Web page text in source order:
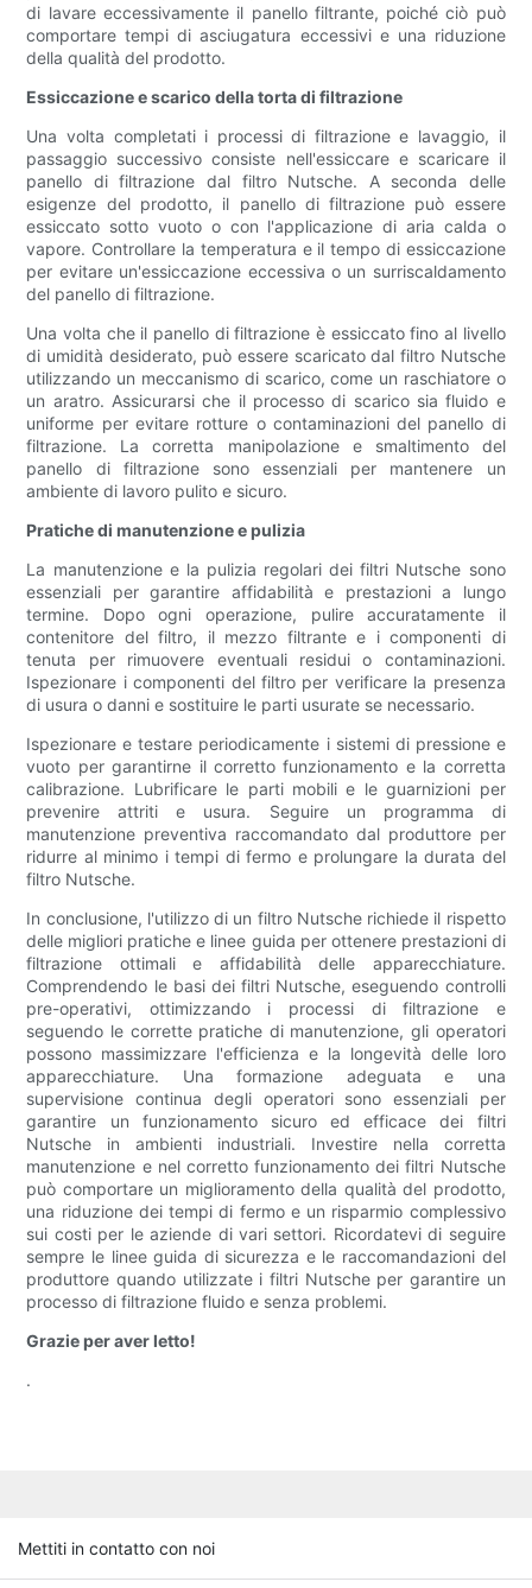
di lavare eccessivamente il panello filtrante, poiché ciò può
comportare tempi di asciugatura eccessivi e una riduzione
della qualità del prodotto.
Essiccazione e scarico della torta di filtrazione
Una volta completati i processi di filtrazione e lavaggio, il
passaggio successivo consiste nell'essiccare e scaricare il
panello di filtrazione dal filtro Nutsche. A seconda delle
esigenze del prodotto, il panello di filtrazione può essere
essiccato sotto vuoto o con l'applicazione di aria calda o
vapore. Controllare la temperatura e il tempo di essiccazione
per evitare un'essiccazione eccessiva o un surriscaldamento
del panello di filtrazione.
Una volta che il panello di filtrazione è essiccato fino al livello
di umidità desiderato, può essere scaricato dal filtro Nutsche
utilizzando un meccanismo di scarico, come un raschiatore o
un aratro. Assicurarsi che il processo di scarico sia fluido e
uniforme per evitare rotture o contaminazioni del panello di
filtrazione. La corretta manipolazione e smaltimento del
panello di filtrazione sono essenziali per mantenere un
ambiente di lavoro pulito e sicuro.
Pratiche di manutenzione e pulizia
La manutenzione e la pulizia regolari dei filtri Nutsche sono
essenziali per garantire affidabilità e prestazioni a lungo
termine. Dopo ogni operazione, pulire accuratamente il
contenitore del filtro, il mezzo filtrante e i componenti di
tenuta per rimuovere eventuali residui o contaminazioni.
Ispezionare i componenti del filtro per verificare la presenza
di usura o danni e sostituire le parti usurate se necessario.
Ispezionare e testare periodicamente i sistemi di pressione e
vuoto per garantirne il corretto funzionamento e la corretta
calibrazione. Lubrificare le parti mobili e le guarnizioni per
prevenire attriti e usura. Seguire un programma di
manutenzione preventiva raccomandato dal produttore per
ridurre al minimo i tempi di fermo e prolungare la durata del
filtro Nutsche.
In conclusione, l'utilizzo di un filtro Nutsche richiede il rispetto
delle migliori pratiche e linee guida per ottenere prestazioni di
filtrazione ottimali e affidabilità delle apparecchiature.
Comprendendo le basi dei filtri Nutsche, eseguendo controlli
pre-operativi, ottimizzando i processi di filtrazione e
seguendo le corrette pratiche di manutenzione, gli operatori
possono massimizzare l'efficienza e la longevità delle loro
apparecchiature. Una formazione adeguata e una
supervisione continua degli operatori sono essenziali per
garantire un funzionamento sicuro ed efficace dei filtri
Nutsche in ambienti industriali. Investire nella corretta
manutenzione e nel corretto funzionamento dei filtri Nutsche
può comportare un miglioramento della qualità del prodotto,
una riduzione dei tempi di fermo e un risparmio complessivo
sui costi per le aziende di vari settori. Ricordatevi di seguire
sempre le linee guida di sicurezza e le raccomandazioni del
produttore quando utilizzate i filtri Nutsche per garantire un
processo di filtrazione fluido e senza problemi.
Grazie per aver letto!
.
Mettiti in contatto con noi